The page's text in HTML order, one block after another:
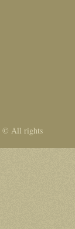
© All rights